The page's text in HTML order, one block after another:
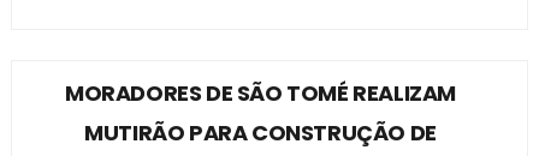
MORADORES DE SÃO TOMÉ REALIZAM
MUTIRÃO PARA CONSTRUÇÃO DE